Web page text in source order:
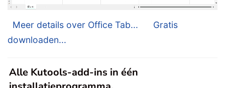
Meer details over Office Tab...
Gratis
downloaden...
Alle Kutools-add-ins in één